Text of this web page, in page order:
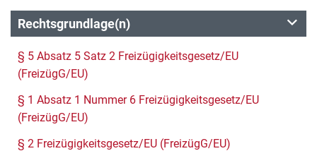
Rechtsgrundlage(n)
§ 5 Absatz 5 Satz 2 Freizügigkeitsgesetz/EU
(FreizügG/EU)
§ 1 Absatz 1 Nummer 6 Freizügigkeitsgesetz/EU
(FreizügG/EU)
§ 2 Freizügigkeitsgesetz/EU (FreizügG/EU)